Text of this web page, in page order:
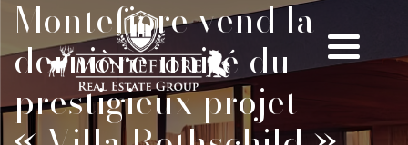
Montefiore vend la
dernière unité du
prestigieux projet